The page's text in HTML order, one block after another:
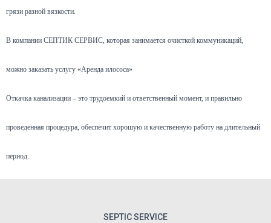
грязи разной вязкости.
В компании СЕПТИК СЕРВИС, которая занимается очисткой коммуникаций,
можно заказать услугу «Аренда илососа»
Откачка канализации – это трудоемкий и ответственный момент, и правильно
проведенная процедура, обеспечит хорошую и качественную работу на длительный
период.
SEPTIC SERVICE